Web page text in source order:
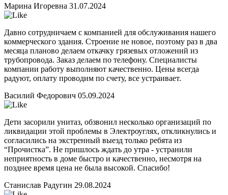
Марина Игоревна 31.07.2024
Давно сотрудничаем с компанией для обслуживания нашего
коммерческого здания. Строение не новое, поэтому раз в два
месяца планово делаем откачку грязевых отложений из
трубопровода. Заказ делаем по телефону. Специалисты
компании работу выполняют качественно. Цены всегда
радуют, оплату проводим по счету, все устраивает.
Василий Федорович 05.09.2024
Дети засорили унитаз, обзвонил несколько организаций по
ликвидации этой проблемы в Электроуглях, откликнулись и
согласились на экстренный выезд только ребята из
“Прочистка”. Не пришлось ждать до утра - устранили
неприятность в доме быстро и качественно, несмотря на
позднее время цена не была высокой. Спасибо!
Станислав Радугин 29.08.2024